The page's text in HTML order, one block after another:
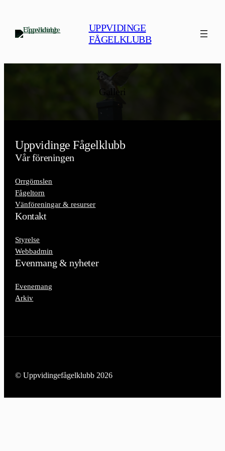
innehåll
UPPVIDINGE
FÅGELKLUBB
Galleri
Uppvidinge Fågelklubb
Vår föreningen
Orrgömslen
Fågeltorn
Vänföreningar & resurser
Kontakt
Styrelse
Webbadmin
Evenmang & nyheter
Evenemang
Arkiv
© Uppvidingefågelklubb 2026